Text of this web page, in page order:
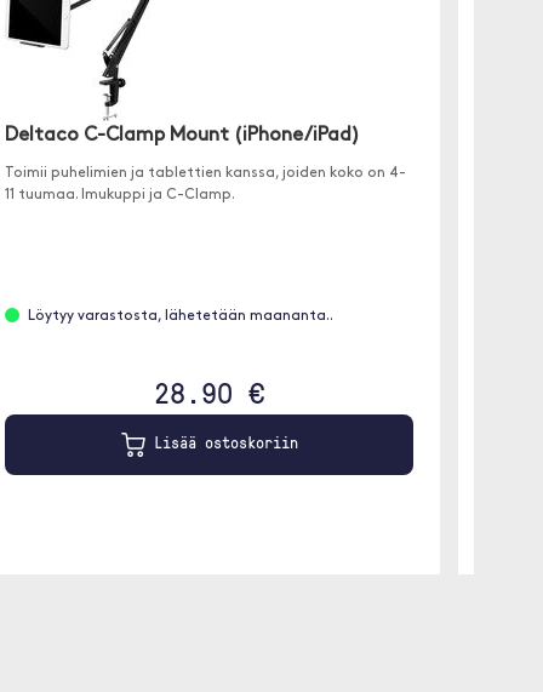
Deltaco C-Clamp Mount (iPhone/iPad)
Toimii puhelimien ja tablettien kanssa, joiden koko on 4-
11 tuumaa. Imukuppi ja C-Clamp.
Löytyy varastosta, lähetetään maananta..
28.90 €
Lisää ostoskoriin